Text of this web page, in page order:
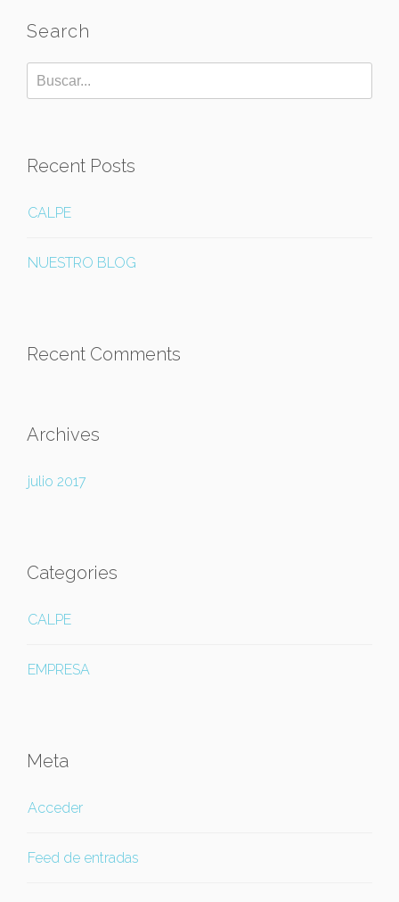
Search
Recent Posts
CALPE
NUESTRO BLOG
Recent Comments
Archives
julio 2017
Categories
CALPE
EMPRESA
Meta
Acceder
Feed de entradas